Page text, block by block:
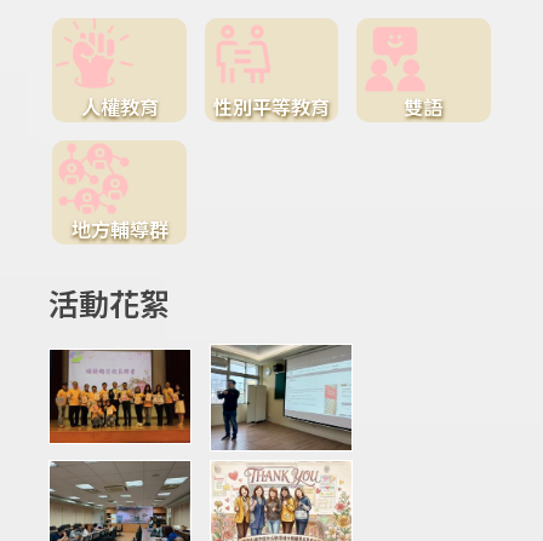
人權教育 性別平等教育 雙語
地方輔導群
活動花絮